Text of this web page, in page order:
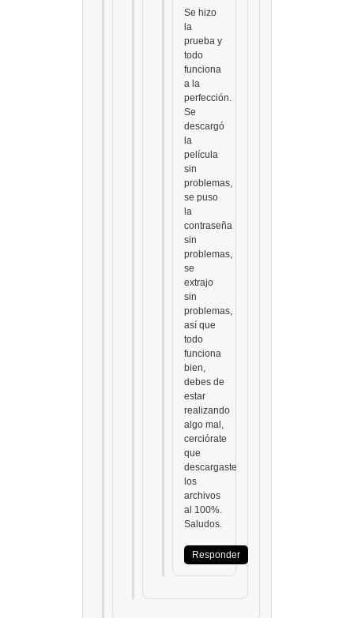
Se hizo
la
prueba y
todo
funciona
a la
perfección.
Se
descargó
la
película
sin
problemas,
se puso
la
contraseña
sin
problemas,
se
extrajo
sin
problemas,
así que
todo
funciona
bien,
debes de
estar
realizando
algo mal,
cerciórate
que
descargaste
los
archivos
al 100%.
Saludos.
Responder